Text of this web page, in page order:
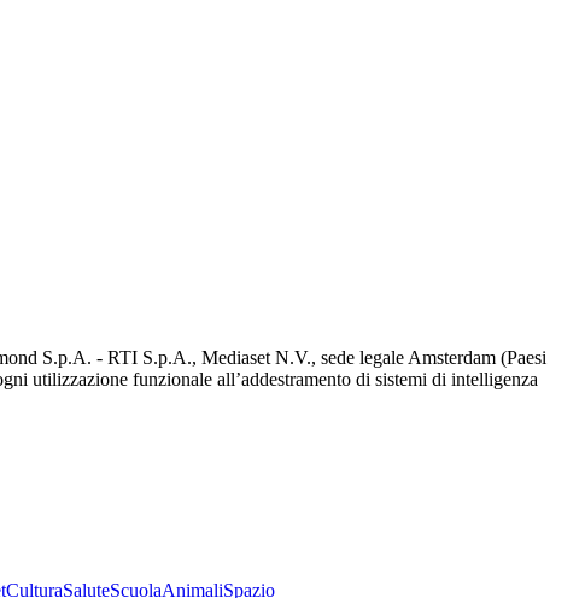
S.p.A. - RTI S.p.A., Mediaset N.V., sede legale Amsterdam (Paesi
utilizzazione funzionale all’addestramento di sistemi di intelligenza
CulturaSaluteScuolaAnimaliSpazio